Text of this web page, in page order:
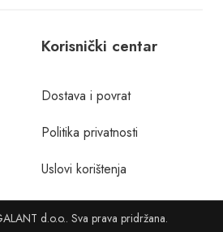
Korisnički centar
Dostava i povrat
Politika privatnosti
Uslovi korištenja
d.o.o.. Sva prava pridržana.